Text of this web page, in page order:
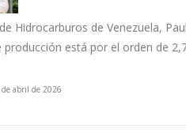
Hidrocarburos de Venezuela,
producción está por el orden de
abril de 2026